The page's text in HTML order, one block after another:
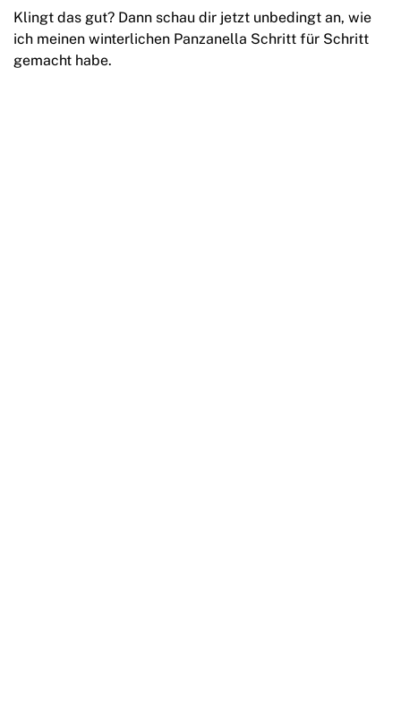
Klingt das gut? Dann schau dir jetzt unbedingt an, wie
ich meinen winterlichen Panzanella Schritt für Schritt
gemacht habe.